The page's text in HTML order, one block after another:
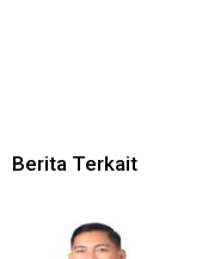
Berita Terkait